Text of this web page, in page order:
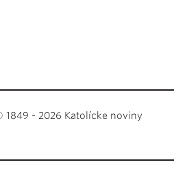
1849 - 2026 Katolícke noviny